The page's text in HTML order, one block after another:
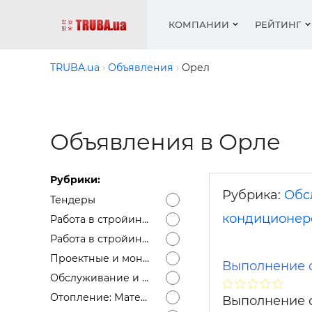
КОМПАНИИ РЕЙТИНГ
Разное
Работа
Теплые
Монтаж
Новости
TRUBA.ua Объявления Орел
Объявления в Орле
Рубрики:
Тендеры
Работа в стройиндустрии — вакансии
Работа в стройиндустрии — резюме
Проектные и монтажные работы
Обслуживание и ремонт сантехники, отопления, кондиционеров
Отопление: Материалы
Рубрика:
Выполнение
Выполнение